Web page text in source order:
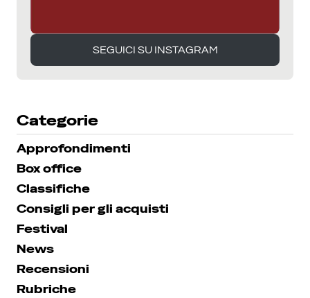
SEGUICI SU INSTAGRAM
Categorie
Approfondimenti
Box office
Classifiche
Consigli per gli acquisti
Festival
News
Recensioni
Rubriche